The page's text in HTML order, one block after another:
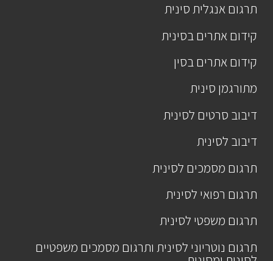
תרגום אנגלית סינית
קידום אתרים בסינית
קידום אתרים בסין
מתורגמן סינית
דיבוב סרטים לסינית
דיבוב לסינית
תרגום מסמכים לסינית
תרגום רפואי לסינית
תרגום משפטי לסינית
תרגום נוטריוני לסינית ותרגום מסמכים משפטיים